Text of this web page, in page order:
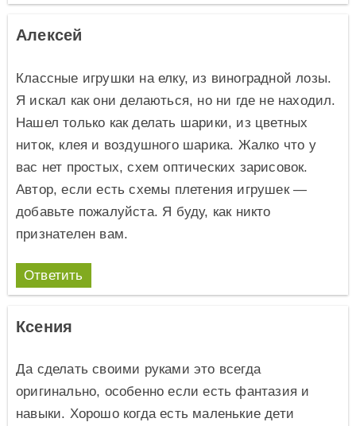
Алексей
Классные игрушки на елку, из виноградной лозы.
Я искал как они делаються, но ни где не находил.
Нашел только как делать шарики, из цветных
ниток, клея и воздушного шарика. Жалко что у
вас нет простых, схем оптических зарисовок.
Автор, если есть схемы плетения игрушек —
добавьте пожалуйста. Я буду, как никто
признателен вам.
Ответить
Ксения
Да сделать своими руками это всегда
оригинально, особенно если есть фантазия и
навыки. Хорошо когда есть маленькие дети